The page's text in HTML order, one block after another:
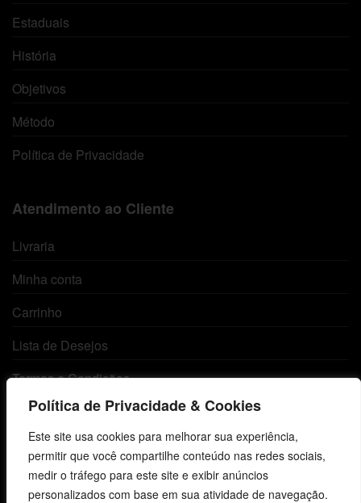
Política de Privacidade & Cookies
Este site usa cookies para melhorar sua experiência,
permitir que você compartilhe conteúdo nas redes sociais,
medir o tráfego para este site e exibir anúncios
personalizados com base em sua atividade de navegação.
Estaduais
História
Objetivos
Método
Política de Privacidade
Atendimento ao Cliente
Livraria
Minha conta
Carrinho
Lista de Desejos
Termos e Condições
Centro de Estudos Bíblicos
CNPJ: 29.832.607/0001-10
São Leopoldo, RS, Brasil